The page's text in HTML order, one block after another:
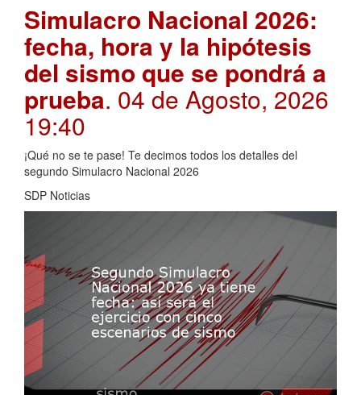
Simulacro Nacional 2026:
fecha, hora y la hipótesis
del sismo que se pondrá a
prueba. 04 de Agosto, 2026
19:40
¡Qué no se te pase! Te decimos todos los detalles del
segundo Simulacro Nacional 2026
SDP Noticias